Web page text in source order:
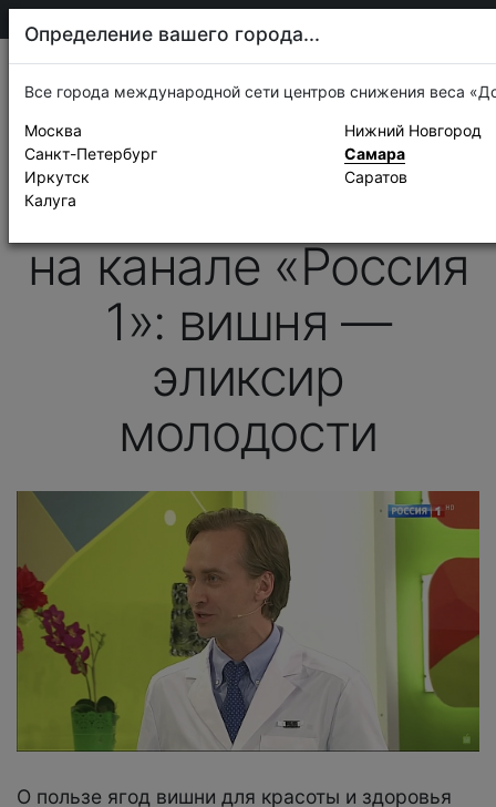
Новости
23 июля 2018 г.
Россия 1, «О самом главном»
Сергей Обложко
на канале «Россия
1»: вишня —
эликсир
молодости
О пользе ягод вишни для красоты и здоровья
Определение вашего города...
Все города международной сети центров снижения веса
Москва
Санкт-Петербург
Иркутск
Калуга
Нижний Новгород
Самара
Саратов